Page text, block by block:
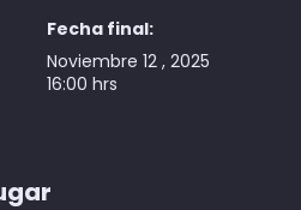
Fecha final:
Noviembre 12 , 2025
16:00 hrs